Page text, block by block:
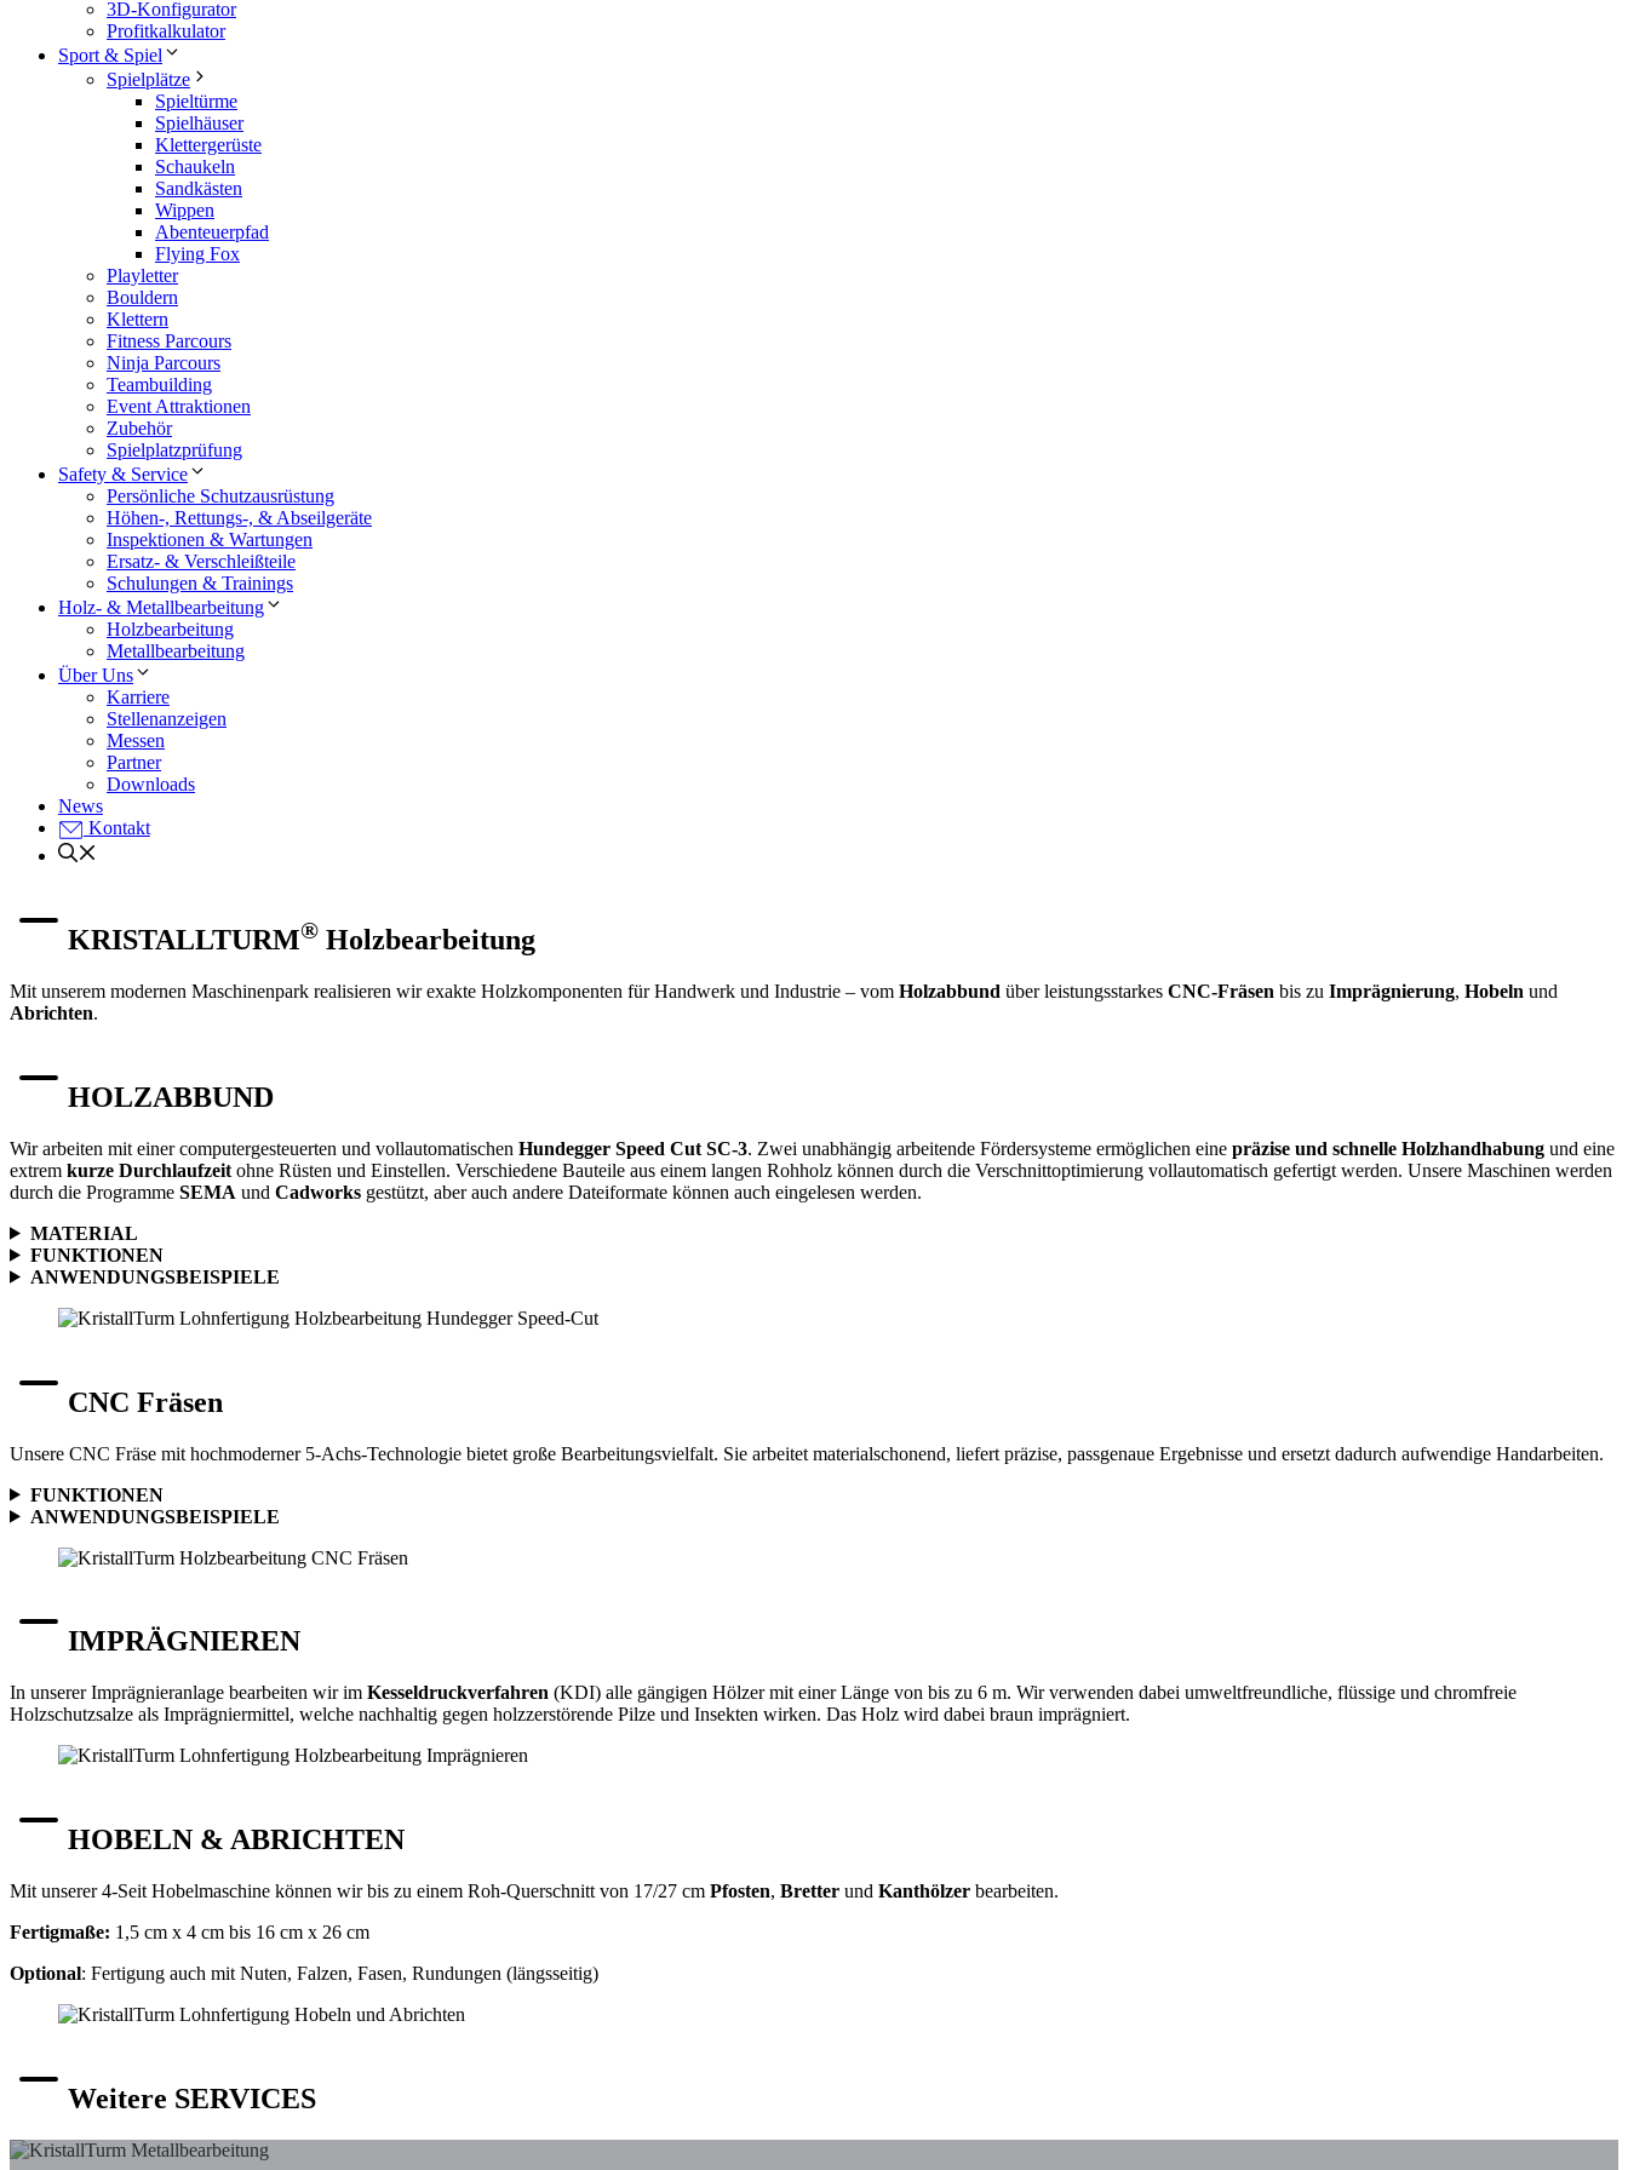
3D-Konfigurator
Profitkalkulator
Sport & Spiel
Spielplätze
Spieltürme
Spielhäuser
Klettergerüste
Schaukeln
Sandkästen
Wippen
Abenteuerpfad
Flying Fox
Playletter
Bouldern
Klettern
Fitness Parcours
Ninja Parcours
Teambuilding
Event Attraktionen
Zubehör
Spielplatzprüfung
Safety & Service
Persönliche Schutzausrüstung
Höhen-, Rettungs-, & Abseilgeräte
Inspektionen & Wartungen
Ersatz- & Verschleißteile
Schulungen & Trainings
Holz- & Metallbearbeitung
Holzbearbeitung
Metallbearbeitung
Über Uns
Karriere
Stellenanzeigen
Messen
Partner
Downloads
News
Kontakt
KRISTALLTURM® Holzbearbeitung
Mit unserem modernen Maschinenpark realisieren wir exakte Holzkomponenten für Handwerk und Industrie – vom Holzabbund über leistungsstarkes CNC-Fräsen bis zu Imprägnierung, Hobeln und
Abrichten.
HOLZABBUND
Wir arbeiten mit einer computergesteuerten und vollautomatischen Hundegger Speed Cut SC-3. Zwei unabhängig arbeitende Fördersysteme ermöglichen eine präzise und schnelle Holzhandhabung und eine
extrem kurze Durchlaufzeit ohne Rüsten und Einstellen. Verschiedene Bauteile aus einem langen Rohholz können durch die Verschnittoptimierung vollautomatisch gefertigt werden. Unsere Maschinen werden
durch die Programme SEMA und Cadworks gestützt, aber auch andere Dateiformate können auch eingelesen werden.
MATERIAL
FUNKTIONEN
ANWENDUNGSBEISPIELE
CNC Fräsen
Unsere CNC Fräse mit hochmoderner 5-Achs-Technologie bietet große Bearbeitungsvielfalt. Sie arbeitet materialschonend, liefert präzise, passgenaue Ergebnisse und ersetzt dadurch aufwendige Handarbeiten.
FUNKTIONEN
ANWENDUNGSBEISPIELE
IMPRÄGNIEREN
In unserer Imprägnieranlage bearbeiten wir im Kesseldruckverfahren (KDI) alle gängigen Hölzer mit einer Länge von bis zu 6 m. Wir verwenden dabei umweltfreundliche, flüssige und chromfreie
Holzschutzsalze als Imprägniermittel, welche nachhaltig gegen holzzerstörende Pilze und Insekten wirken. Das Holz wird dabei braun imprägniert.
HOBELN & ABRICHTEN
Mit unserer 4-Seit Hobelmaschine können wir bis zu einem Roh-Querschnitt von 17/27 cm Pfosten, Bretter und Kanthölzer bearbeiten.
Fertigmaße: 1,5 cm x 4 cm bis 16 cm x 26 cm
Optional: Fertigung auch mit Nuten, Falzen, Fasen, Rundungen (längsseitig)
Weitere SERVICES